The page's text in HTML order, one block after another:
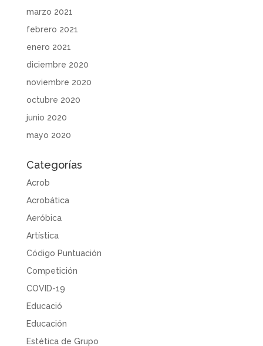
marzo 2021
febrero 2021
enero 2021
diciembre 2020
noviembre 2020
octubre 2020
junio 2020
mayo 2020
Categorías
Acrob
Acrobática
Aeróbica
Artística
Código Puntuación
Competición
COVID-19
Educació
Educación
Estética de Grupo